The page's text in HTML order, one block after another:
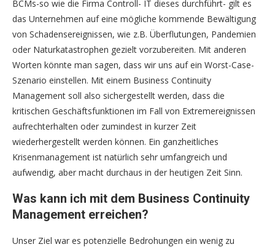
BCMs-so wie die Firma Controll- IT dieses durchführt- gilt es
das Unternehmen auf eine mögliche kommende Bewältigung
von Schadensereignissen, wie z.B. Überflutungen, Pandemien
oder Naturkatastrophen gezielt vorzubereiten. Mit anderen
Worten könnte man sagen, dass wir uns auf ein Worst-Case-
Szenario einstellen. Mit einem Business Continuity
Management soll also sichergestellt werden, dass die
kritischen Geschäftsfunktionen im Fall von Extremereignissen
aufrechterhalten oder zumindest in kurzer Zeit
wiederhergestellt werden können. Ein ganzheitliches
Krisenmanagement ist natürlich sehr umfangreich und
aufwendig, aber macht durchaus in der heutigen Zeit Sinn.
Was kann ich mit dem Business Continuity
Management erreichen?
Unser Ziel war es potenzielle Bedrohungen ein wenig zu